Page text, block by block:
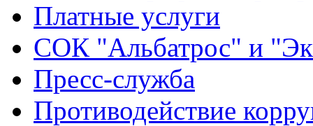
Платные услуги
СОК "Альбатрос" и
Пресс-служба
Противодействие